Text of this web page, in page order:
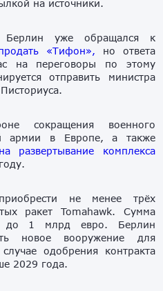
на источники.
уже обращался к
«Тифон», но ответа
на переговоры по этому
отправить министра
сокращения военного
армии в Европе, а также
развертывание комплекса
не менее трёх
ракет Tomahawk. Сумма
до 1 млрд евро. Берлин
новое вооружение для
одобрения контракта
2029 года.